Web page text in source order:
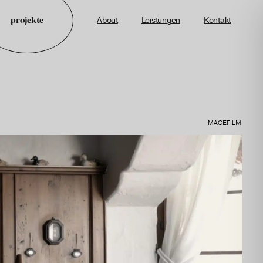
projekte About Leistungen Kontakt
IMAGEFILM